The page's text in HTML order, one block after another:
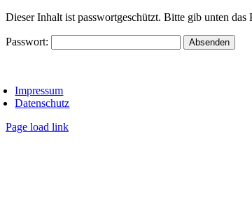
Dieser Inhalt ist passwortgeschützt. Bitte gib unten
Passwort:
Impressum
Datenschutz
Page load link